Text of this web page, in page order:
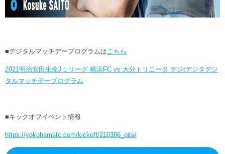
■デジタルマッチデープログラムは こちら
2021明治安田生命J１リーグ 横浜FC vs 大分トリニータ デジtデジタデジ
タルマッチデープログラム
■キックオフイベント情報
https://yokohamafc.com/kickoff/210306_oita/